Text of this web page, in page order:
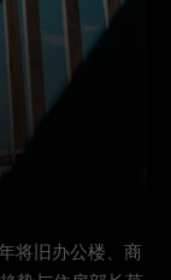
将旧办公楼、商